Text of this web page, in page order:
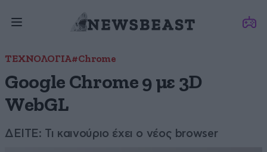
ΤΕΧΝΟΛΟΓΙΑ#Chrome
Google Chrome 9 με 3D
WebGL
ΔΕΙΤΕ: Τι καινούριο έχει ο νέος browser